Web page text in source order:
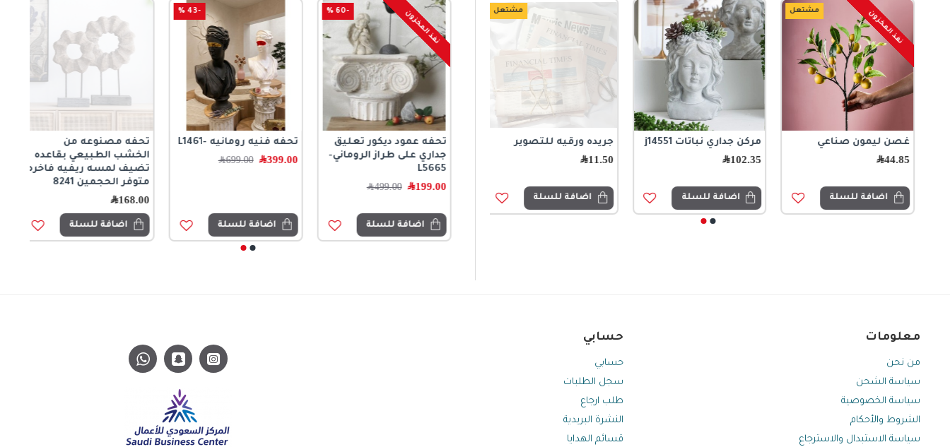
مشتعل نفذ المخزون
غصن ليمون صناعي
44.85﷼
اضافة للسلة
مركن جداري نباتات j14551
102.35﷼
اضافة للسلة
مشتعل
جريده ورقيه للتصوير
11.50 ﷼
اضافة للسلة
حجز مسبق
مركن سيراميك بطه حجم
85cm
تحفة ديكور فنية
مستوحاة من العمارة
99.00﷼ 199.00﷼
اضافة للسلة
تحفة ريفية مفرغة باللون
الأبيض الفاخر من سراميك
99.00﷼
نفذ المخزون
تحفه عمود ديكور تعليق
جداري على طراز الروماني-
L5665
199.00﷼ 499.00﷼
اضافة للسلة
-43 %
تحفه فنيه رومانيه -L1461
399.00﷼ 699.00﷼
اضافة للسلة
تحفه مصنوعه من
الخشب الطبيعي بقاعده
تضيف لمسه ريفيه فاخره
متوفر الحجمين 8241
168.00﷼
اضافة للسلة
معلومات
من نحن
سياسة الشحن
سياسة الخصوصية
الشروط والأحكام
سياسة الاستبدال والاسترجاع
حسابي
حسابي
سجل الطلبات
طلب ارجاع
النشرة البريدية
قسائم الهدايا